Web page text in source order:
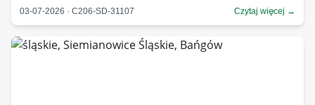
03-07-2026 · C206-SD-31107
Czytaj więcej →